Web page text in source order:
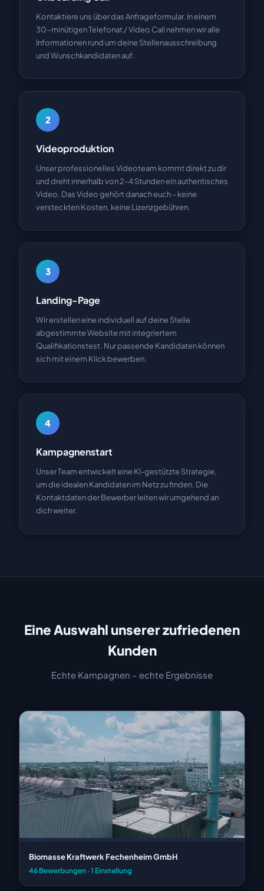
Kontaktiere uns über das Anfrageformular. In einem
30-minütigen Telefonat / Video Call nehmen wir alle
Informationen rund um deine Stellenausschreibung
und Wunschkandidaten auf.
2
Videoproduktion
Unser professionelles Videoteam kommt direkt zu dir
und dreht innerhalb von 2–4 Stunden ein authentisches
Video. Das Video gehört danach euch – keine
versteckten Kosten, keine Lizenzgebühren.
3
Landing-Page
Wir erstellen eine individuell auf deine Stelle
abgestimmte Website mit integriertem
Qualifikationstest. Nur passende Kandidaten können
sich mit einem Klick bewerben.
4
Kampagnenstart
Unser Team entwickelt eine KI-gestützte Strategie,
um die idealen Kandidaten im Netz zu finden. Die
Kontaktdaten der Bewerber leiten wir umgehend an
dich weiter.
Eine Auswahl unserer zufriedenen
Kunden
Echte Kampagnen – echte Ergebnisse
Biomasse Kraftwerk Fechenheim GmbH
46 Bewerbungen · 1 Einstellung